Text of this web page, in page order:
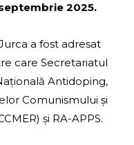
2025.
a fost adresat
care Secretariatul
Antidoping,
Comunismului și
și RA-APPS.